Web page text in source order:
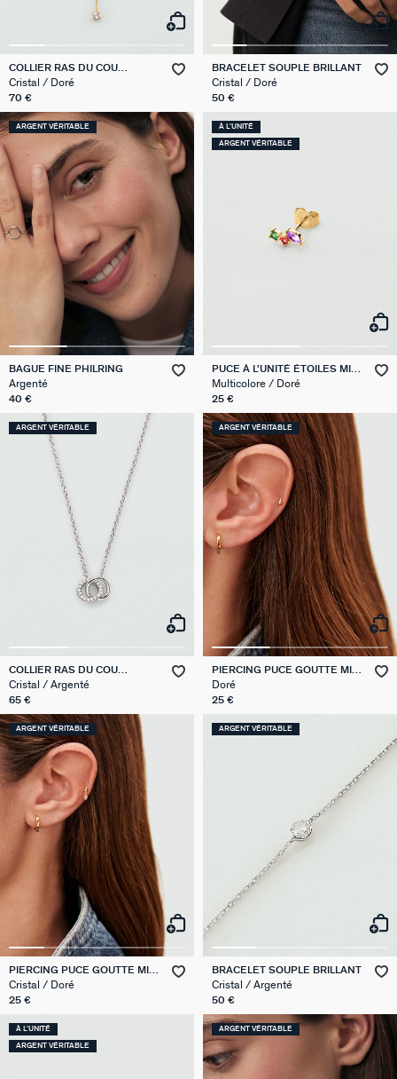
COLLIER RAS DU COU
BRILLANT
Cristal / Doré
70 €
BRACELET SOUPLE BRILLANT
Cristal / Doré
50 €
ARGENT VÉRITABLE
BAGUE FINE PHILRING
Argenté
40 €
À L'UNITÉ
ARGENT VÉRITABLE
PUCE À L'UNITÉ ÉTOILES MIX
& MATCH
Multicolore / Doré
25 €
ARGENT VÉRITABLE
COLLIER RAS DU COU
RONDOU
Cristal / Argenté
65 €
ARGENT VÉRITABLE
PIERCING PUCE GOUTTE MIX
& MATCH
Doré
25 €
ARGENT VÉRITABLE
PIERCING PUCE GOUTTE MIX
& MATCH
Cristal / Doré
25 €
ARGENT VÉRITABLE
BRACELET SOUPLE BRILLANT
Cristal / Argenté
50 €
À L'UNITÉ
ARGENT VÉRITABLE
ARGENT VÉRITABLE